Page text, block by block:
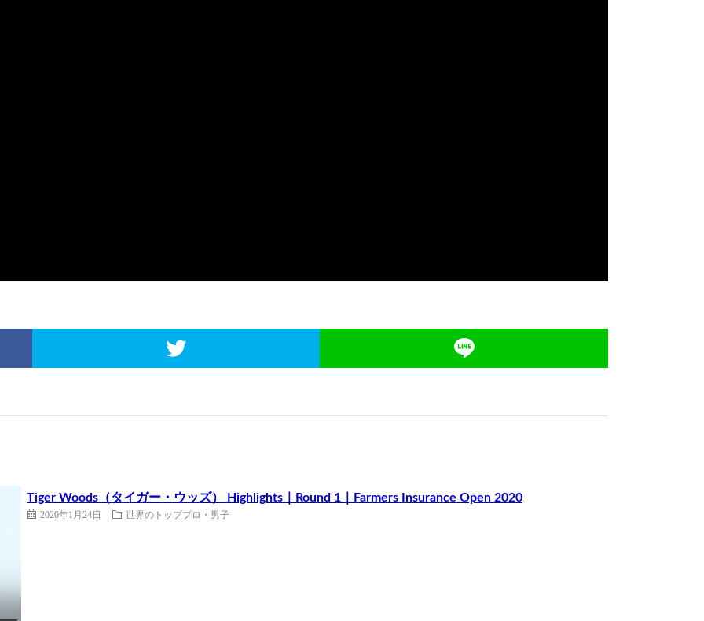
Tiger Woods（タイガー・ウッズ） Highlights｜Round 1｜Farmers Insurance Open 2020
2020年1月24日 世界のトッププロ・男子